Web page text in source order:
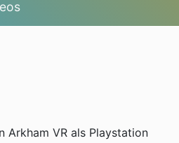
Arkham VR als Playstation